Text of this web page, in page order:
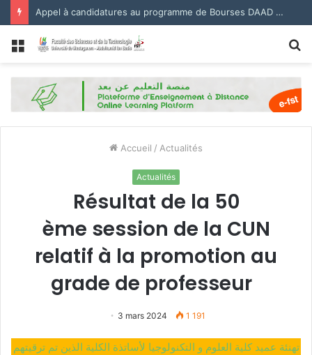
Appel à candidatures au programme de Bourses DAAD 2027.
Menu
Accueil / Actualités
Actualités
Résultat de la 50
ème session de la CUN
relatif à la promotion au
grade de professeur
3 mars 2024 1 191
تهنئة عميد كلية العلوم و التكنولوجيا لأساتذة الكلية الذين تم ترقيتهم